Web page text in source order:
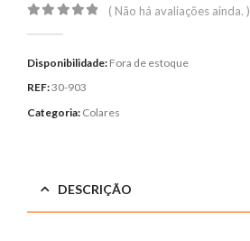
( Não há avaliações ainda. )
Disponibilidade: Fora de estoque
REF:30-903
Categoria: Colares
DESCRIÇÃO